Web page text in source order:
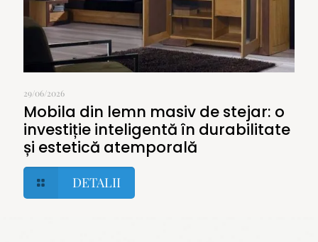
29/06/2026
Mobila din lemn masiv de stejar: o
investiție inteligentă în durabilitate
și estetică atemporală
DETALII